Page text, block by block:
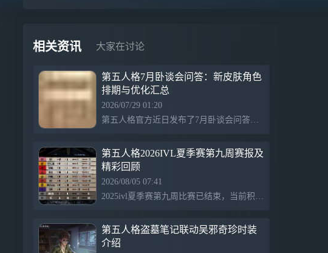
演监管者或求生者，展开激烈的对抗。而在
调查的过程，无限接近事实时，却发现越来
相关资讯 大家在讨论
第五人格7月卧谈会问答：新皮肤角色
排期与优化汇总
2026/07/29 01:20
第五人格官方近日发布了7月卧谈会问答，涉及更新排期、战斗平衡等五大板块，回应玩家对下半年皮肤、角色和玩法的诉求。慈善家高级时装礼包将上线，推理紫皮角色也有新计划。雕刻家和警觉归还厂长的方案正在评估，同时，多项优化和强度调整将进行，手记形态切换功能及新剧情也在优化排期中。
第五人格2026IVL夏季赛第九周赛报及
精彩回顾
2026/08/05 07:41
2025ivl夏季赛第九周比赛已结束，当前积分排名公布。本周第一天，act队的“女王蜂”选手zz9表现出色，成功实现四抓，迅速击倒对方求生者，帮助团队获胜。第二天，fpx.zq的“女王蜂”选手dongx同样表现抢眼，凭借精准技能和团队配合，成功四抓对手，确保胜利。比赛精彩纷呈，选手们展现了高水平的竞技状态。
第五人格盗墓笔记联动吴邪奇珍时装
介绍